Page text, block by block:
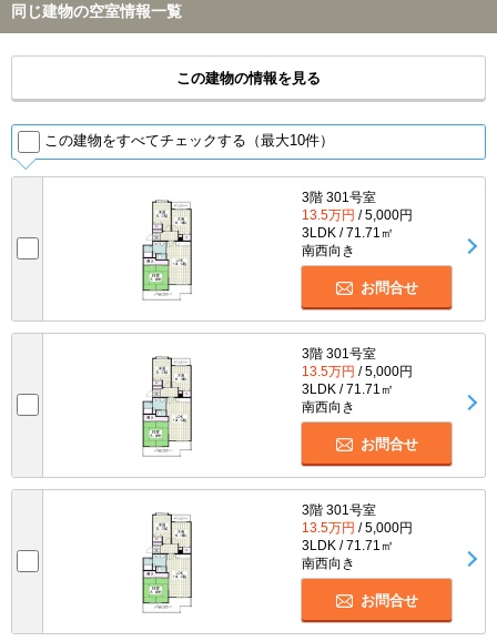
同じ建物の空室情報一覧
この建物の情報を見る
この建物をすべてチェックする（最大10件）
3階 301号室
13.5万円 / 5,000円
3LDK / 71.71㎡
南西向き
お問合せ
3階 301号室
13.5万円 / 5,000円
3LDK / 71.71㎡
南西向き
お問合せ
3階 301号室
13.5万円 / 5,000円
3LDK / 71.71㎡
南西向き
お問合せ